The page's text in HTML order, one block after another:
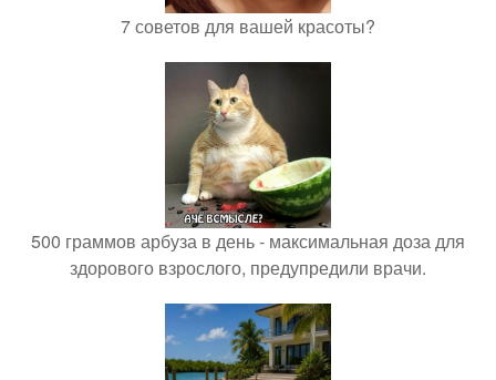
7 советов для вашей красоты?
500 граммов арбуза в день - максимальная доза для
здорового взрослого, предупредили врачи.